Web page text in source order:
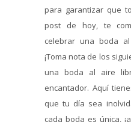
para garantizar que
post de hoy, te
celebrar una boda
¡Toma nota de los
una boda al aire
encantador. Aquí
que tu día sea
cada boda es única,